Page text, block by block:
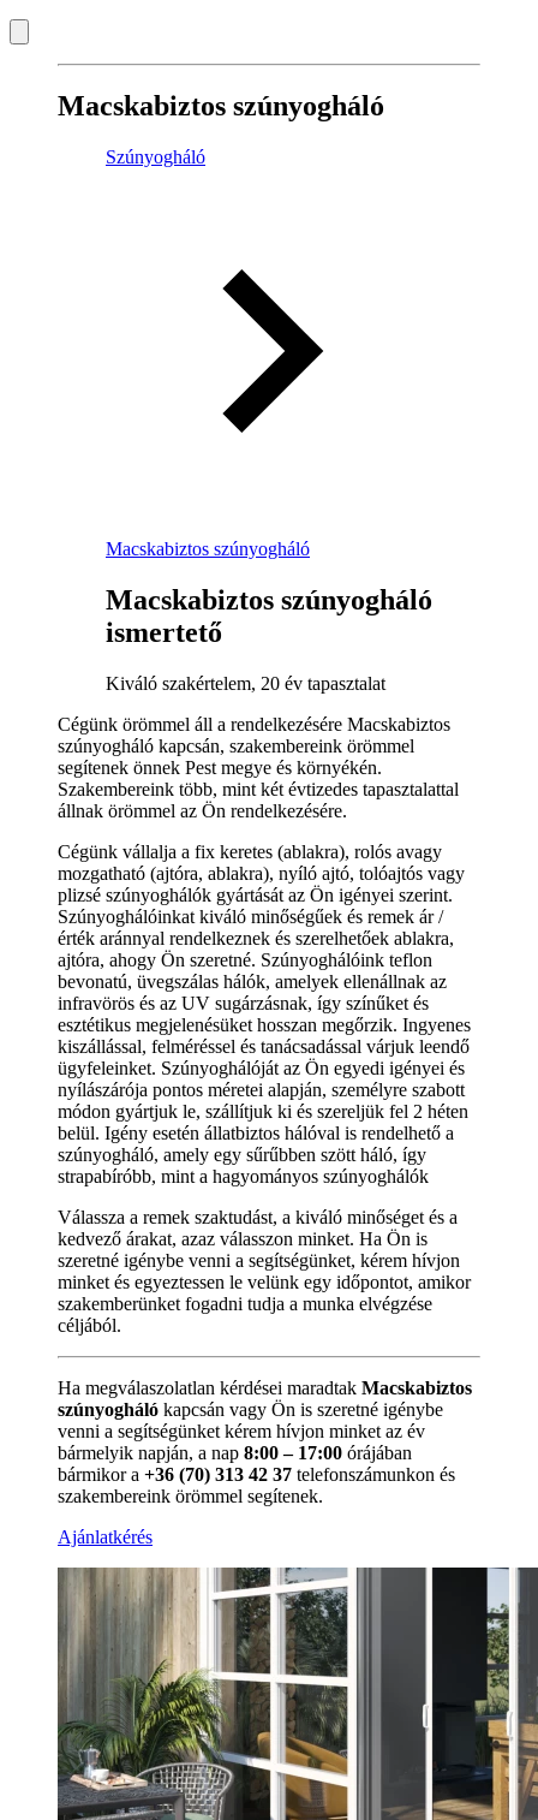
Macskabiztos szúnyogháló
Szúnyogháló
Macskabiztos szúnyogháló
Macskabiztos szúnyogháló
ismertető
Kiváló szakértelem, 20 év tapasztalat
Cégünk örömmel áll a rendelkezésére Macskabiztos
szúnyogháló kapcsán, szakembereink örömmel
segítenek önnek Pest megye és környékén.
Szakembereink több, mint két évtizedes tapasztalattal
állnak örömmel az Ön rendelkezésére.
Cégünk vállalja a fix keretes (ablakra), rolós avagy
mozgatható (ajtóra, ablakra), nyíló ajtó, tolóajtós vagy
plizsé szúnyoghálók gyártását az Ön igényei szerint.
Szúnyoghálóinkat kiváló minőségűek és remek ár /
érték aránnyal rendelkeznek és szerelhetőek ablakra,
ajtóra, ahogy Ön szeretné. Szúnyoghálóink teflon
bevonatú, üvegszálas hálók, amelyek ellenállnak az
infravörös és az UV sugárzásnak, így színűket és
esztétikus megjelenésüket hosszan megőrzik. Ingyenes
kiszállással, felméréssel és tanácsadással várjuk leendő
ügyfeleinket. Szúnyoghálóját az Ön egyedi igényei és
nyílászárója pontos méretei alapján, személyre szabott
módon gyártjuk le, szállítjuk ki és szereljük fel 2 héten
belül. Igény esetén állatbiztos hálóval is rendelhető a
szúnyogháló, amely egy sűrűbben szött háló, így
strapabíróbb, mint a hagyományos szúnyoghálók
Válassza a remek szaktudást, a kiváló minőséget és a
kedvező árakat, azaz válasszon minket. Ha Ön is
szeretné igénybe venni a segítségünket, kérem hívjon
minket és egyeztessen le velünk egy időpontot, amikor
szakemberünket fogadni tudja a munka elvégzése
céljából.
Ha megválaszolatlan kérdései maradtak Macskabiztos
szúnyogháló kapcsán vagy Ön is szeretné igénybe
venni a segítségünket kérem hívjon minket az év
bármelyik napján, a nap 8:00 – 17:00 órájában
bármikor a +36 (70) 313 42 37 telefonszámunkon és
szakembereink örömmel segítenek.
Ajánlatkérés